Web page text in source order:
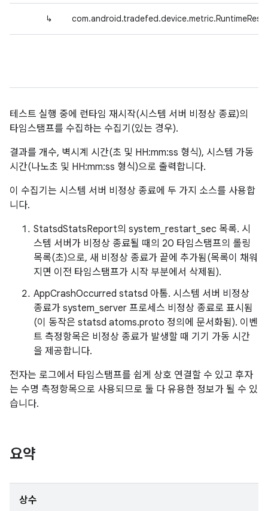
↳
테스트 실행 중에 런타임 재시작(시스템 서버 비정상 종료)의
타임스탬프를 수집하는 수집기(있는 경우).
결과를 개수, 벽시계 시간(초 및 HH:mm:ss 형식), 시스템 가동
시간(나노초 및 HH:mm:ss 형식)으로 출력합니다.
이 수집기는 시스템 서버 비정상 종료에 두 가지 소스를 사용합
니다.
StatsdStatsReport의 system_restart_sec 목록. 시
스템 서버가 비정상 종료될 때의 20 타임스탬프의 롤링
목록(초)으로, 새 비정상 종료가 끝에 추가됨(목록이 채워
지면 이전 타임스탬프가 시작 부분에서 삭제됨).
AppCrashOccurred statsd 아톰. 시스템 서버 비정상
종료가 system_server 프로세스 비정상 종료로 표시됨
(이 동작은 statsd atoms.proto 정의에 문서화됨). 이벤
트 측정항목은 비정상 종료가 발생할 때 기기 가동 시간
을 제공합니다.
전자는 로그에서 타임스탬프를 쉽게 상호 연결할 수 있고 후자
는 수명 측정항목으로 사용되므로 둘 다 유용한 정보가 될 수 있
습니다.
요약
상수